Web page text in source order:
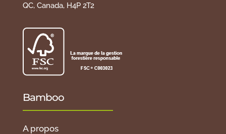
QC, Canada, H4P 2T2
Bamboo
A propos